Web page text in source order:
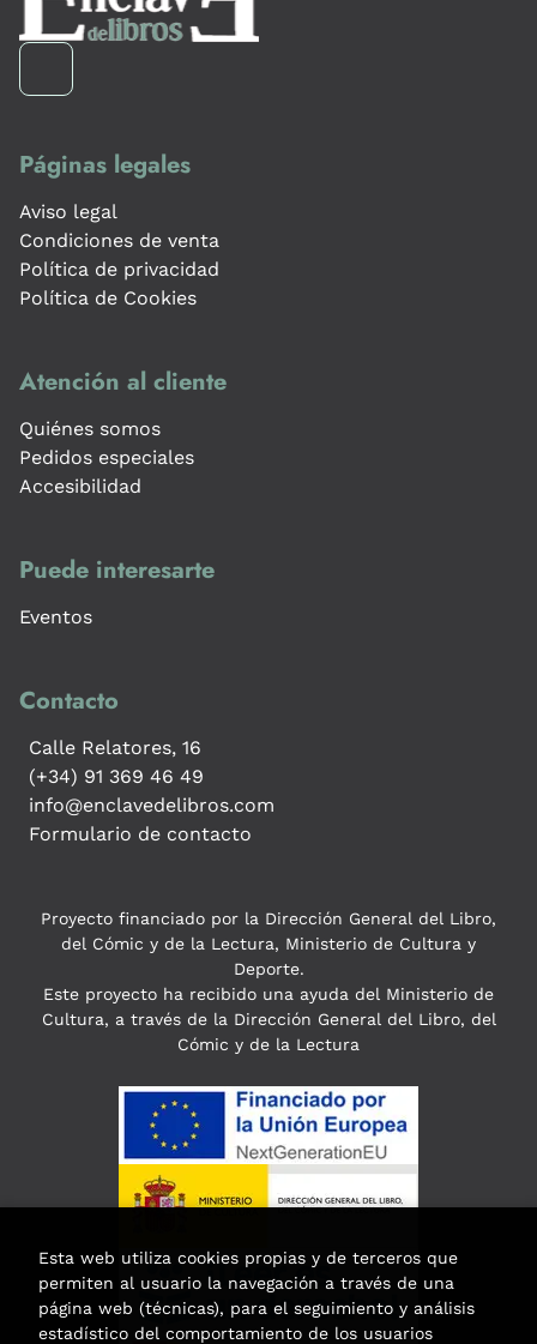
Páginas legales
Aviso legal
Condiciones de venta
Política de privacidad
Política de Cookies
Atención al cliente
Quiénes somos
Pedidos especiales
Accesibilidad
Puede interesarte
Eventos
Contacto
Calle Relatores, 16
(+34) 91 369 46 49
info@enclavedelibros.com
Formulario de contacto
Proyecto financiado por la Dirección General del Libro,
del Cómic y de la Lectura, Ministerio de Cultura y
Deporte.
Este proyecto ha recibido una ayuda del Ministerio de
Cultura, a través de la Dirección General del Libro, del
Cómic y de la Lectura
Esta web utiliza cookies propias y de terceros que
permiten al usuario la navegación a través de una
página web (técnicas), para el seguimiento y análisis
estadístico del comportamiento de los usuarios